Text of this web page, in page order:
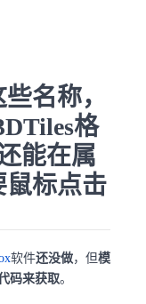
名称，
格
能在属
鼠标点击
软件还没做，但模
码来获取。